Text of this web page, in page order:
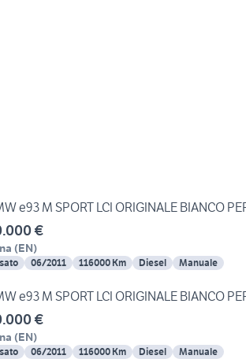
e93 M SPORT LCI ORIGINALE BIANCO
€
(EN)
06/2011 116000 Km Diesel Manuale
e93 M SPORT LCI ORIGINALE BIANCO
€
(EN)
06/2011 116000 Km Diesel Manuale